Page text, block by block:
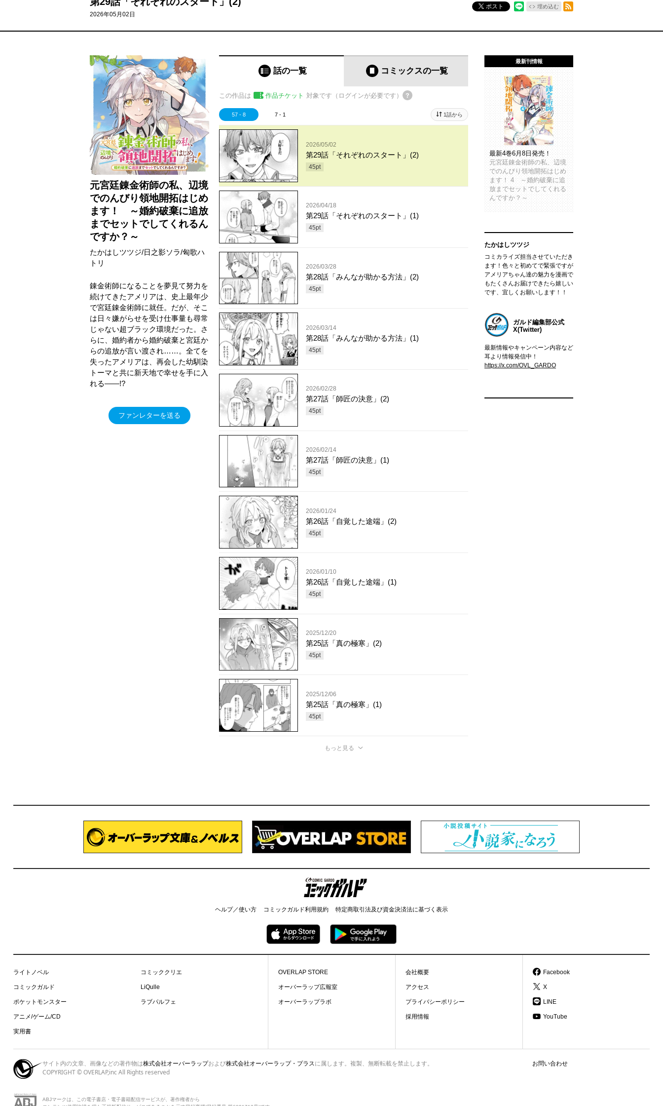
2026年05月02日
ポスト 埋め込む
元宮廷錬金術師の私、辺境
でのんびり領地開拓はじめ
ます！ ～婚約破棄に追放
までセットでしてくれるん
ですか？～
たかはしツツジ/日之影ソラ/匈歌ハ
トリ
錬金術師になることを夢見て努力を
続けてきたアメリアは、史上最年少
で宮廷錬金術師に就任。だが、そこ
は日々嫌がらせを受け仕事量も尋常
じゃない超ブラック環境だった。さ
らに、婚約者から婚約破棄と宮廷か
らの追放が言い渡され……。全てを
失ったアメリアは、再会した幼馴染
トーマと共に新天地で幸せを手に入
れる――!?
ファンレターを送る
話の一覧 コミックスの一覧
この作品は 作品チケット 対象です（ログインが必要です）
57 - 8 7 - 1 1話から
2026/05/02
第29話「それぞれのスタート」(2)
45pt
2026/04/18
第29話「それぞれのスタート」(1)
45pt
2026/03/28
第28話「みんなが助かる方法」(2)
45pt
2026/03/14
第28話「みんなが助かる方法」(1)
45pt
2026/02/28
第27話「師匠の決意」(2)
45pt
2026/02/14
第27話「師匠の決意」(1)
45pt
2026/01/24
第26話「自覚した途端」(2)
45pt
2026/01/10
第26話「自覚した途端」(1)
45pt
2025/12/20
第25話「真の極寒」(2)
45pt
2025/12/06
第25話「真の極寒」(1)
45pt
もっと見る
最新刊情報
最新4巻6月8日発売！
元宮廷錬金術師の私、辺境
でのんびり領地開拓はじめ
ます！ 4 ～婚約破棄に追
放までセットでしてくれる
んですか？～
たかはしツツジ
コミカライズ担当させていただき
ます！色々と初めてで緊張ですが
アメリアちゃん達の魅力を漫画で
もたくさんお届けできたら嬉しい
です、宜しくお願いします！！
ガルド編集部公式
X(Twitter)
最新情報やキャンペーン内容など
耳より情報発信中！
https://x.com/OVL_GARDO
コミックガルド
ヘルプ／使い方 コミックガルド利用規約 特定商取引法及び資金決済法に基づく表示
ライトノベル
コミックガルド
ポケットモンスター
アニメ/ゲーム/CD
実用書
コミッククリエ
LiQulle
ラブパルフェ
OVERLAP STORE
オーバーラップ広報室
オーバーラップラボ
会社概要
アクセス
プライバシーポリシー
採用情報
Facebook
X
LINE
YouTube
お問い合わせ
サイト内の文章、画像などの著作物は株式会社オーバーラップおよび株式会社オーバーラップ・プラスに属します。複製、無断転載を禁止します。
COPYRIGHT © OVERLAP,inc All Rights reserved
ABJマークは、この電子書店・電子書籍配信サービスが、著作権者から